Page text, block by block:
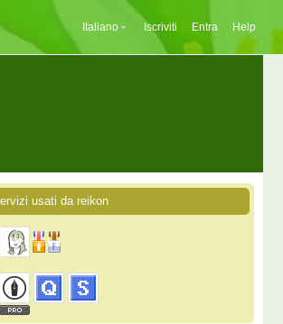
Italiano Iscriviti Entra Help
usati da reikon